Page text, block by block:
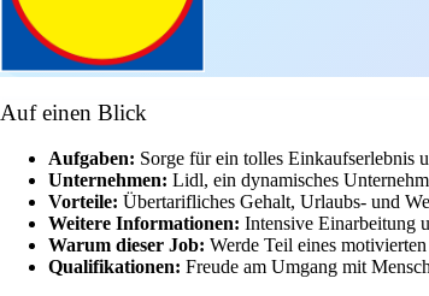
Auf einen Blick
Aufgaben: Sorge für ein tolles Einkaufserlebnis
Unternehmen: Lidl, ein dynamisches
Vorteile: Übertarifliches Gehalt, Urlaubs- und
Weitere Informationen: Intensive Einarbeitung
Warum dieser Job: Werde Teil eines
Qualifikationen: Freude am Umgang mit